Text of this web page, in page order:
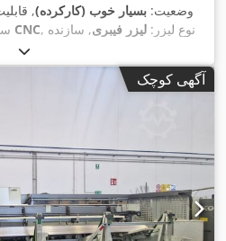
وضعیت: بسیار خوب (کارکرده),
کنترل CNC , نوع لیزر: لیزر فیبری, سازنده
, طول
۶٬۵۰۰ میلی‌متر
, نوع خنک‌کننده:آب,
گرد و غبار, توقف اضطراری, سیستم
آگهی کوچک